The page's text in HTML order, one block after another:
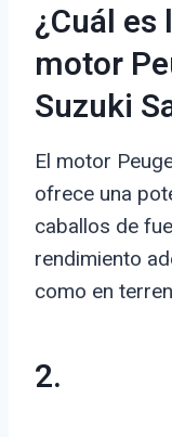
¿Cuál
motor
Suzuki
El motor
ofrece una
caballos de
rendimiento
como en
2.